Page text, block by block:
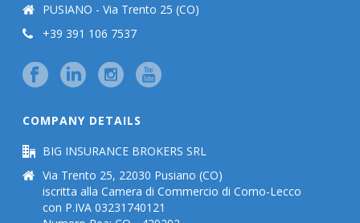
PUSIANO - Via Trento 25 (CO)
+39 391 106 7537
COMPANY DETAILS
BIG INSURANCE BROKERS SRL
Via Trento 25, 22030 Pusiano (CO)
iscritta alla Camera di Commercio di Como-Lecco
con P.IVA 03231740121